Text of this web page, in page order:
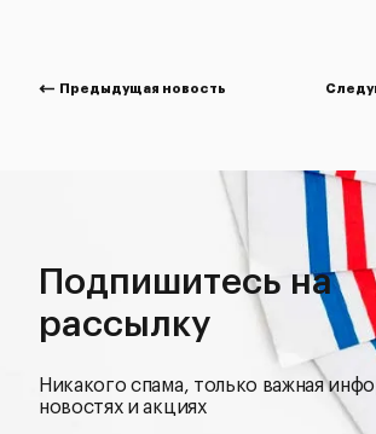
Предыдущая новость
Подпишитесь на
рассылку
Никакого спама, только важная
новостях и акциях